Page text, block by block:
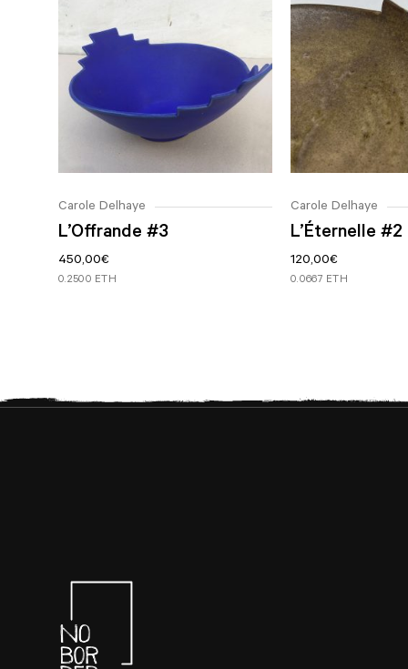
Vous pouvez également choisir de retirer
votre tirage en personne à la galerie. Nous
veillerons à ce que votre tirage soit emballé
et prêt à partir à votre arrivée.
Veuillez noter que si l’œuvre est expédiée à
l’étranger depuis le Maroc, il se peut que vous
deviez payer des frais d’importation/de
d’expédition.
Pour plus d’informations sur les retours et les
remboursements, veuillez lire nos conditions
générales.
Carole Delhaye
L’Offrande #3
450,00€
0.2500 ETH
Carole Delhaye
L’Éternelle #2
120,00€
0.0667 ETH